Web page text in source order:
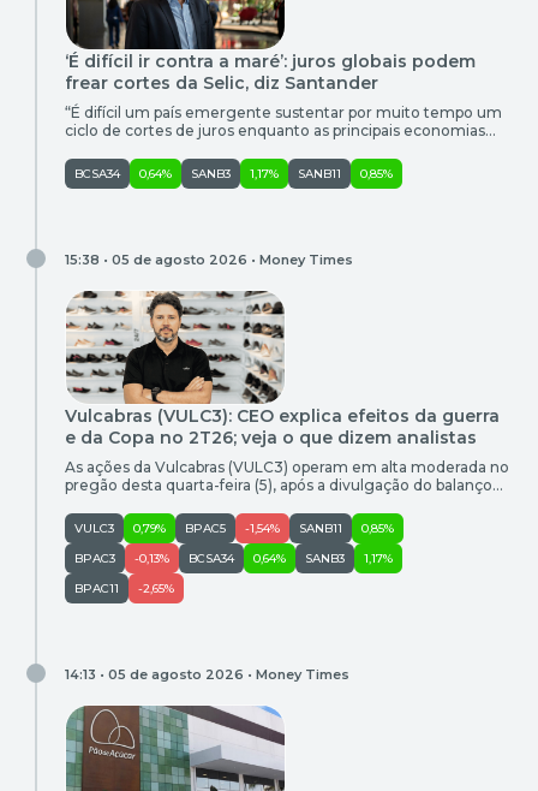
‘É difícil ir contra a maré’: juros globais podem
frear cortes da Selic, diz Santander
“É difícil um país emergente sustentar por muito tempo um
ciclo de cortes de juros enquanto as principais economias
contra a maré”, avalia Marco Antonio Caruso, economista e
chefe de política monetária do Santander Brasil, ao comentar
BCSA34 0,64% SANB3 1,17% SANB11 0,85%
15:38 • 05 de agosto 2026 • Money Times
Vulcabras (VULC3): CEO explica efeitos da guerra
e da Copa no 2T26; veja o que dizem analistas
As ações da Vulcabras (VULC3) operam em alta moderada no
pregão desta quarta-feira (5), após a divulgação do balanço
mistos, na leitura de analistas do mercado, que ainda assim
mantêm recomendações de compra para a varejista. Por
volta de15h15 (horário de Brasília), as ações da Vulcabras […]
VULC3 0,79% BPAC5 -1,54% SANB11
0,85%
BPAC3
-0,13% BCSA34 0,64% SANB3
1,17%
BPAC11
-2,65%
14:13 • 05 de agosto 2026 • Money Times